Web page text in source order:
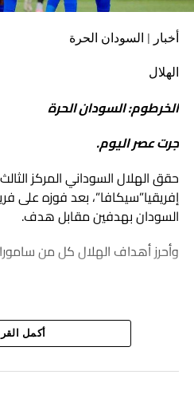
أخبار | السودان الحرة
الهلال
الخرطوم: السودان الحرة
جرت عصر اليوم.
حقق الهلال السوداني المركز
إفريقيا”سيكافا”، بعد فوزه
السودان بهدفين مقابل هدف.
وأحرز أهداف الهلال كل من
أكمل